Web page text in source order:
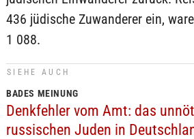
436 jüdische Zuwanderer ein,
1 088.
SIEHE AUCH
BADES MEINUNG
Denkfehler vom Amt: das
russischen Juden in